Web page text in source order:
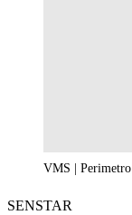
VMS | Perimetro
SENSTAR